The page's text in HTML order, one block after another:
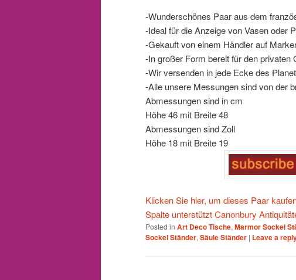
-Wunderschönes Paar aus dem
-Ideal für die Anzeige von Vasen oder
-Gekauft von einem Händler auf
-In großer Form bereit für den privaten
-Wir versenden in jede Ecke des
-Alle unsere Messungen sind von der
Abmessungen sind in cm
Höhe 46 mit Breite 48
Abmessungen sind Zoll
Höhe 18 mit Breite 19
Klicken Sie hier, um dieses Paar
Spalte unterstützt Canonbury
Posted in Art Deco Tische, Marmor Sockel
Sockel Ständer, Säule Ständer | Leave a